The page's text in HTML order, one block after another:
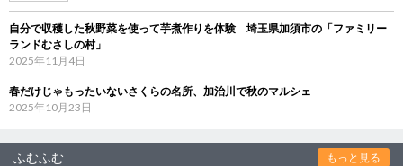
自分で収穫した秋野菜を使って芋煮作りを体験 埼玉県加須市の「ファミリー
ランドむさしの村」
2025年11月4日
春だけじゃもったいないさくらの名所、加治川で秋のマルシェ
2025年10月23日
ふむふむ もっと見る